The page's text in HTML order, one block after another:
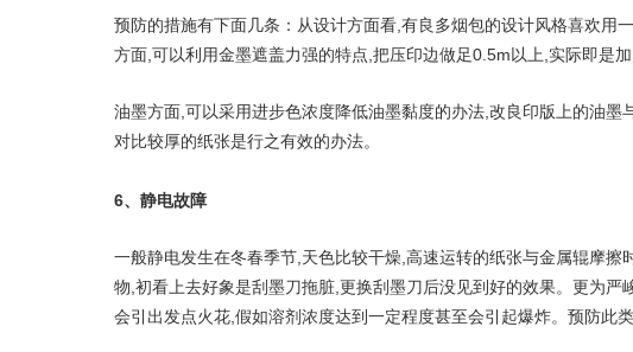
预防的措施有下面几条：从设计方面看,有良多烟包的设计风格喜欢用
方面,可以利用金墨遮盖力强的特点,把压印边做足0.5m以上,实际即是
油墨方面,可以采用进步色浓度降低油墨黏度的办法,改良印版上的油
对比较厚的纸张是行之有效的办法。
6、静电故障
一般静电发生在冬春季节,天色比较干燥,高速运转的纸张与金属辊摩
物,初看上去好象是刮墨刀拖脏,更换刮墨刀后没见到好的效果。更为
会引出发点火花,假如溶剂浓度达到一定程度甚至会引起爆炸。预防此